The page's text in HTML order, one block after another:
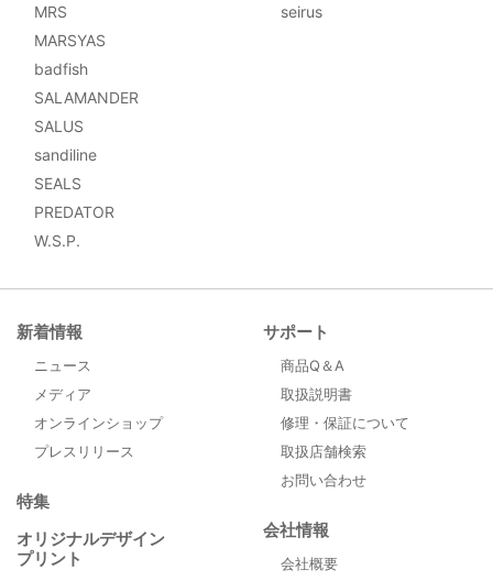
新着情報
ニュース
メディア
オンラインショップ
プレスリリース
特集
オリジナルデザイン
プリント
サポート
商品Q＆A
取扱説明書
修理・保証について
取扱店舗検索
お問い合わせ
会社情報
会社概要
MRS
MARSYAS
badfish
SALAMANDER
SALUS
sandiline
SEALS
PREDATOR
W.S.P.
seirus